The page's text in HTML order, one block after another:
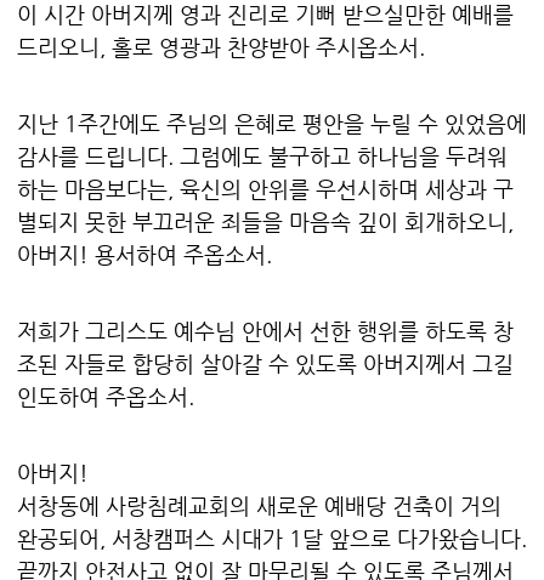
이 시간 아버지께 영과 진리로 기뻐 받으실만한 예배를
드리오니, 홀로 영광과 찬양받아 주시옵소서.
지난 1주간에도 주님의 은혜로 평안을 누릴 수 있었음에
감사를 드립니다. 그럼에도 불구하고 하나님을 두려워
하는 마음보다는, 육신의 안위를 우선시하며 세상과 구
별되지 못한 부끄러운 죄들을 마음속 깊이 회개하오니,
아버지! 용서하여 주옵소서.
저희가 그리스도 예수님 안에서 선한 행위를 하도록 창
조된 자들로 합당히 살아갈 수 있도록 아버지께서 그길
인도하여 주옵소서.
아버지!
서창동에 사랑침례교회의 새로운 예배당 건축이 거의
완공되어, 서창캠퍼스 시대가 1달 앞으로 다가왔습니다.
끝까지 안전사고 없이 잘 마무리될 수 있도록 주님께서